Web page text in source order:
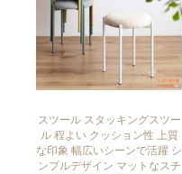
スツール スタッキングスツー
ル 程よい クッション性 上質
な印象 幅広いシーンで活躍 シ
ンプルデザイン マットなスチ